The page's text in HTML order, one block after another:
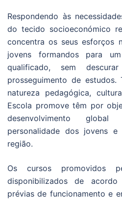
Respondendo às
do tecido socioeconómico
concentra os seus esforços
jovens formandos para
qualificado, sem
prosseguimento de
natureza pedagógica,
Escola promove têm por
desenvolvimento
personalidade dos jovens
região.
Os cursos
disponibilizados de
prévias de funcionamento e